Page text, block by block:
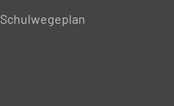
Schulwegeplan